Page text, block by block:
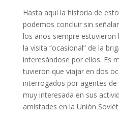
Hasta aquí la historia de
podemos concluir sin
los años siempre
la visita “ocasional” de la
interesándose por ellos. Es
tuvieron que viajar en dos
interrogados por agentes de
muy interesada en sus
amistades en la Unión